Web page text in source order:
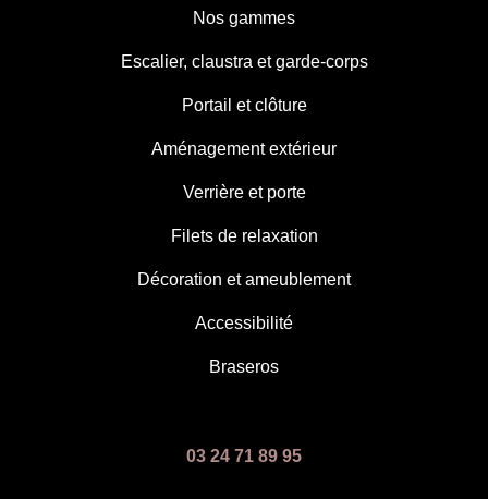
Nos gammes
Escalier, claustra et garde-corps
Portail et clôture
Aménagement extérieur
Verrière et porte
Filets de relaxation
Décoration et ameublement
Accessibilité
Braseros
03 24 71 89 95